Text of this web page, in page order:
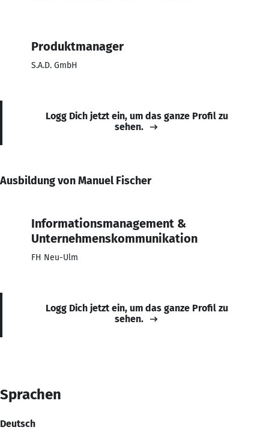
Produktmanager
S.A.D. GmbH
Logg Dich jetzt ein, um das ganze Profil zu
sehen.
Ausbildung von Manuel Fischer
Informationsmanagement &
Unternehmenskommunikation
FH Neu-Ulm
Logg Dich jetzt ein, um das ganze Profil zu
sehen.
Sprachen
Deutsch